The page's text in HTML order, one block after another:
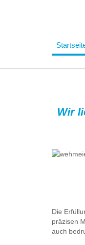
Wir
Die
präzisen
auch